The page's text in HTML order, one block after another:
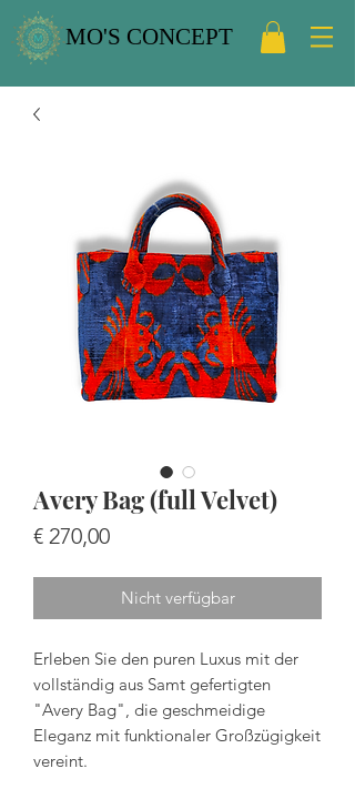
MO'S CONCEPT
Avery Bag (full Velvet)
€ 270,00Preis
Nicht verfügbar
Erleben Sie den puren Luxus mit der
vollständig aus Samt gefertigten
"Avery Bag", die geschmeidige
Eleganz mit funktionaler Großzügigkeit
vereint.